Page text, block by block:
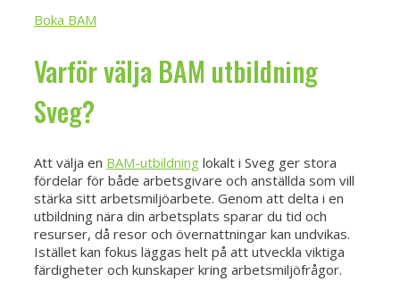
Boka BAM
Varför välja BAM utbildning
Sveg?
Att välja en BAM-utbildning lokalt i Sveg ger stora
fördelar för både arbetsgivare och anställda som vill
stärka sitt arbetsmiljöarbete. Genom att delta i en
utbildning nära din arbetsplats sparar du tid och
resurser, då resor och övernattningar kan undvikas.
Istället kan fokus läggas helt på att utveckla viktiga
färdigheter och kunskaper kring arbetsmiljöfrågor.